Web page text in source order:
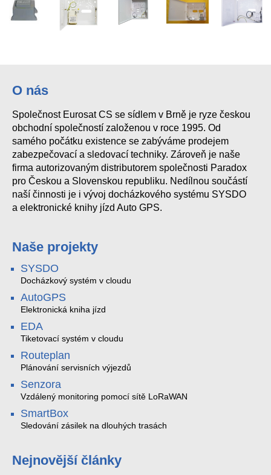
O nás
Společnost Eurosat CS se sídlem v Brně je ryze českou
obchodní společností založenou v roce 1995. Od
samého počátku existence se zabýváme prodejem
zabezpečovací a sledovací techniky. Zároveň je naše
firma autorizovaným distributorem společnosti Paradox
pro Českou a Slovenskou republiku. Nedílnou součástí
naší činnosti je i vývoj docházkového systému SYSDO
a elektronické knihy jízd Auto GPS.
Naše projekty
SYSDO
Docházkový systém v cloudu
AutoGPS
Elektronická kniha jízd
EDA
Tiketovací systém v cloudu
Routeplan
Plánování servisních výjezdů
Senzora
Vzdálený monitoring pomocí sítě LoRaWAN
SmartBox
Sledování zásilek na dlouhých trasách
Nejnovější články